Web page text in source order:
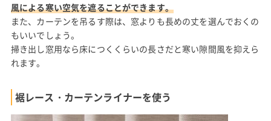
風による寒い空気を遮ることができます。
また、カーテンを吊るす際は、窓よりも長めの丈を選んでおくの
もいいでしょう。
掃き出し窓用なら床につくくらいの長さだと寒い隙間風を抑えら
れます。
裾レース・カーテンライナーを使う